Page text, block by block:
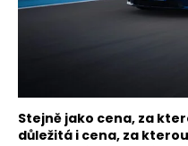
Stejně jako cena, za
důležitá i cena, za